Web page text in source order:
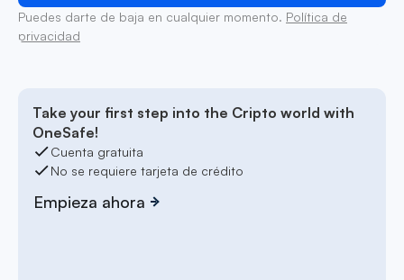
Puedes darte de baja en cualquier momento. Política de
privacidad
Take your first step into the Cripto world with
OneSafe!
Cuenta gratuita
No se requiere tarjeta de crédito
Empieza ahora